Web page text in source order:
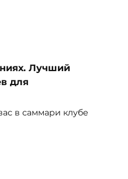
Лучший
для
в саммари клубе